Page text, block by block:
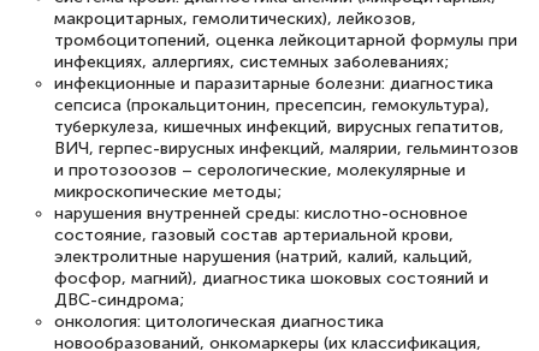
макроцитарных, гемолитических), лейкозов,
тромбоцитопений, оценка лейкоцитарной формулы при
инфекциях, аллергиях, системных заболеваниях;
инфекционные и паразитарные болезни: диагностика
сепсиса (прокальцитонин, пресепсин, гемокультура),
туберкулеза, кишечных инфекций, вирусных гепатитов,
ВИЧ, герпес-вирусных инфекций, малярии, гельминтозов
и протозоозов – серологические, молекулярные и
микроскопические методы;
нарушения внутренней среды: кислотно-основное
состояние, газовый состав артериальной крови,
электролитные нарушения (натрий, калий, кальций,
фосфор, магний), диагностика шоковых состояний и
ДВС-синдрома;
онкология: цитологическая диагностика
новообразований, онкомаркеры (их классификация,